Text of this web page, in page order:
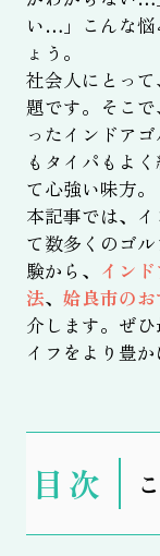
い…」こんな悩
ょう。
社会人にとっ
題です。そこ
ったインドア
もタイパもよ
て心強い味方。
本記事では、
て数多くのゴ
験から、 イン
法、 姶良市の
介します。ぜ
イフをより豊
表
示